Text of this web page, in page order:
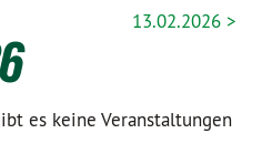
13.02.2026 >
es keine Veranstaltungen